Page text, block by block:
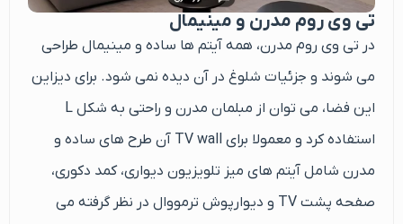
تی وی روم مدرن و مینیمال
در تی وی روم مدرن، همه آیتم ها ساده و مینیمال طراحی
می شوند و جزئیات شلوغ در آن دیده نمی شود. برای دیزاین
این فضا، می توان از مبلمان مدرن و راحتی به شکل L
استفاده کرد و معمولا برای TV wall آن طرح های ساده و
مدرن شامل آیتم های میز تلویزیون دیواری، کمد دکوری،
صفحه پشت TV و دیوارپوش ترمووال در نظر گرفته می